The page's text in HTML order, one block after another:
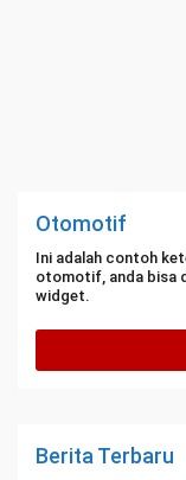
Otomotif
Ini adalah contoh
otomotif, anda bisa
widget.
Berita Terbaru